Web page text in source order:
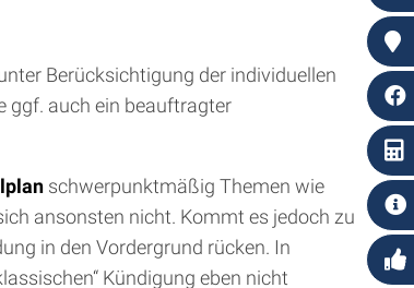
Berücksichtigung der individuellen
ggf. auch ein beauftragter
schwerpunktmäßig Themen wie
ansonsten nicht. Kommt es jedoch zu
in den Vordergrund rücken. In
Kündigung eben nicht